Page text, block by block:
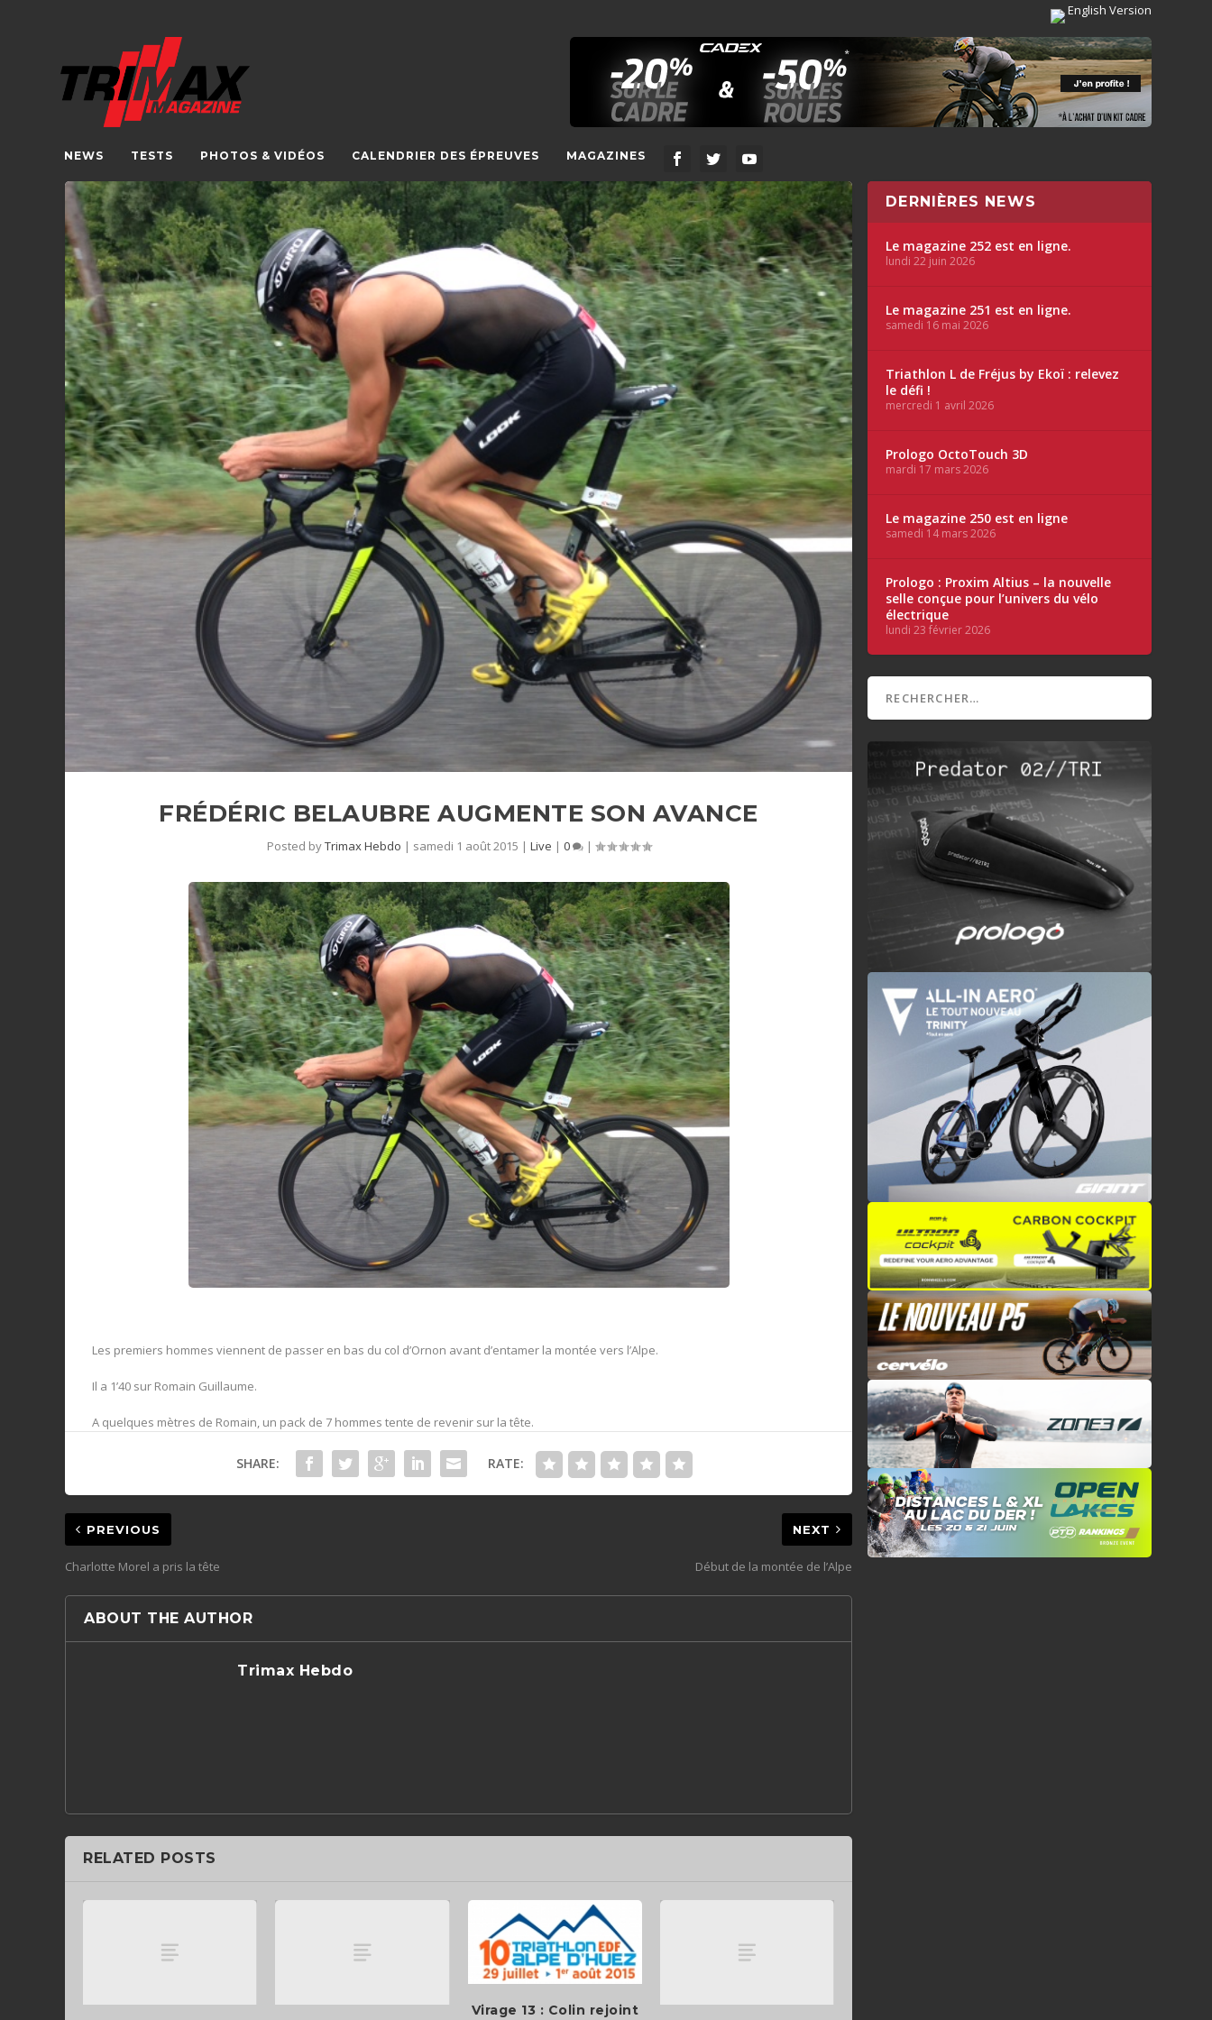
English Version
NEWS TESTS PHOTOS & VIDÉOS CALENDRIER DES ÉPREUVES MAGAZINES
FRÉDÉRIC BELAUBRE AUGMENTE SON AVANCE
Posted byTrimax Hebdo | samedi 1 août 2015 | Live | 0 |
Les premiers hommes viennent de passer en bas du col d’Ornon avant d’entamer la montée vers l’Alpe.
Il a 1’40 sur Romain Guillaume.
A quelques mètres de Romain, un pack de 7 hommes tente de revenir sur la tête.
SHARE: RATE:
PREVIOUS
Charlotte Morel a pris la tête
NEXT
Début de la montée de l’Alpe
ABOUT THE AUTHOR
Trimax Hebdo
RELATED POSTS
Virage 13 : Colin rejoint
DERNIÈRES NEWS
Le magazine 252 est en ligne.
lundi 22 juin 2026
Le magazine 251 est en ligne.
samedi 16 mai 2026
Triathlon L de Fréjus by Ekoï : relevez
le défi !
mercredi 1 avril 2026
Prologo OctoTouch 3D
mardi 17 mars 2026
Le magazine 250 est en ligne
samedi 14 mars 2026
Prologo : Proxim Altius – la nouvelle
selle conçue pour l’univers du vélo
électrique
lundi 23 février 2026